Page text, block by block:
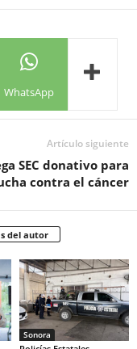
WhatsApp
Artículo siguiente
SEC donativo para
contra el cáncer
del autor
Sonora